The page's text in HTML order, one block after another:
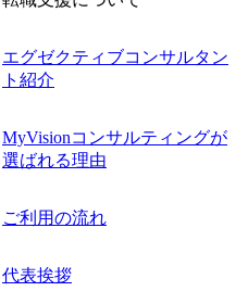
エグゼクティブコンサルタン
ト紹介
MyVisionコンサルティングが
選ばれる理由
ご利用の流れ
代表挨拶